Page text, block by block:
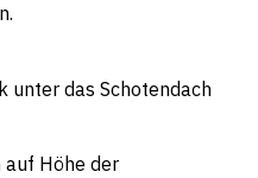
unter das Schotendach
Höhe der